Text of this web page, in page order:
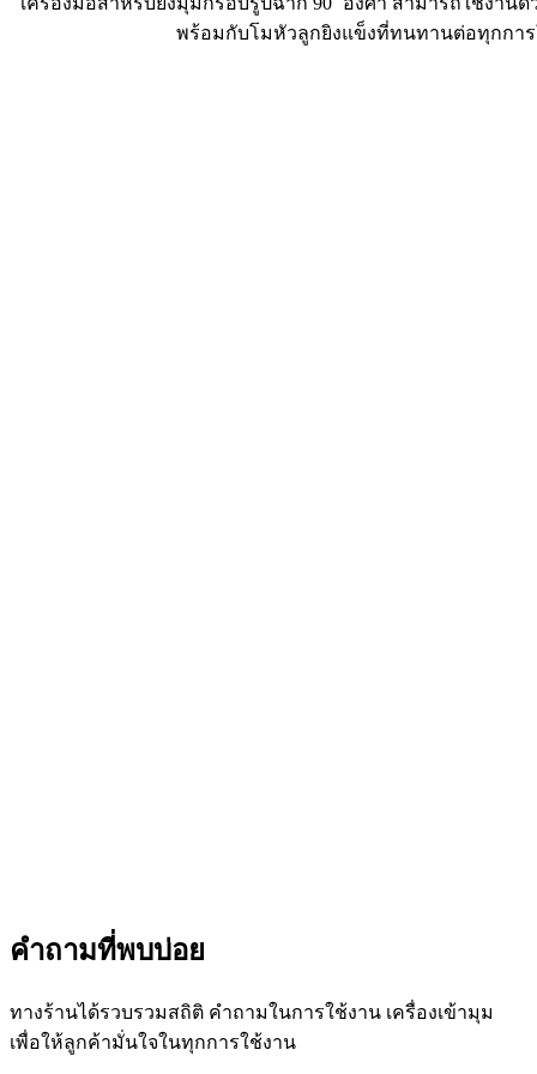
พร้อมกับโมหัวลูกยิงแข็งที่ทนทานต่อทุกการ
คำถามที่พบบ่อย
ทางร้านได้รวบรวมสถิติ คำถามในการใช้งาน เครื่องเข้ามุม
เพื่อให้ลูกค้ามั่นใจในทุกการใช้งาน